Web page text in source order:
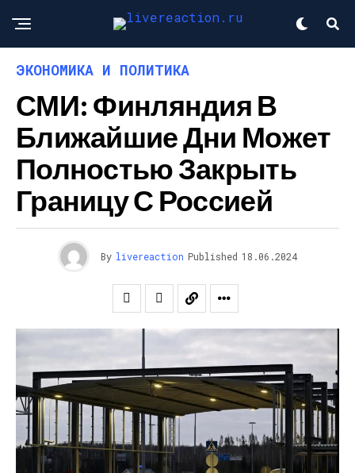
ЭКОНОМИКА И ПОЛИТИКА
СМИ: Финляндия В
Ближайшие Дни Может
Полностью Закрыть
Границу С Россией
By livereaction Published 18.06.2024